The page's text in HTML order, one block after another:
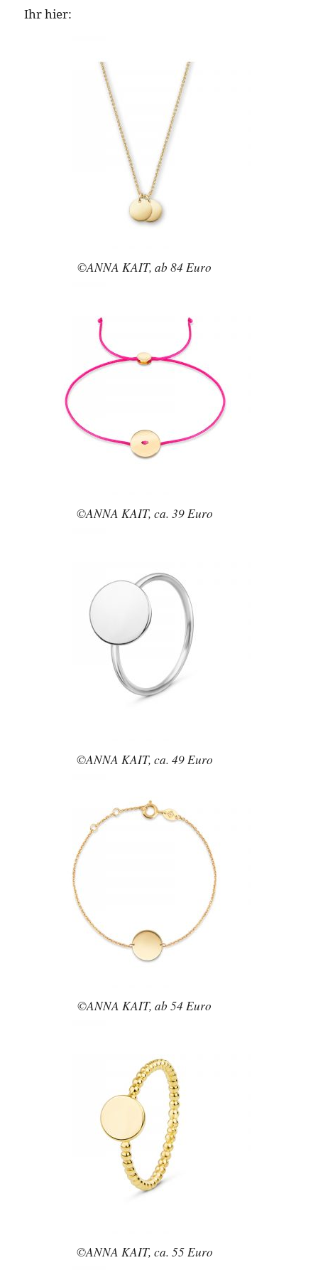
Ihr hier:
©ANNA KAIT, ab 84 Euro
©ANNA KAIT, ca. 39 Euro
©ANNA KAIT, ca. 49 Euro
©ANNA KAIT, ab 54 Euro
©ANNA KAIT, ca. 55 Euro